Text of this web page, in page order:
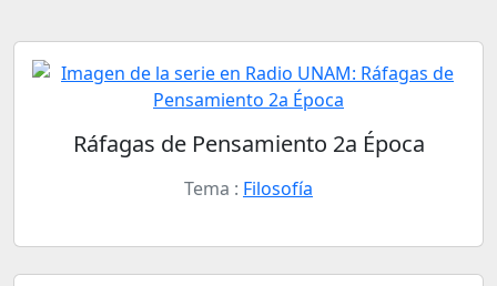
Ráfagas de Pensamiento 2a Época
Tema : Filosofía